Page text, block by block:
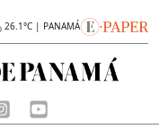
26.1°C | PANAMÁ